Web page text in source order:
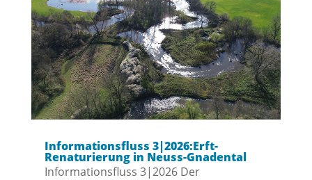
Informationsfluss 3|2026:Erft-
Renaturierung in Neuss-Gnadental
Informationsfluss 3|2026 Der